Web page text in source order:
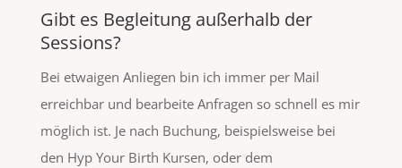
Gibt es Begleitung außerhalb der
Sessions?
Bei etwaigen Anliegen bin ich immer per Mail
erreichbar und bearbeite Anfragen so schnell es mir
möglich ist. Je nach Buchung, beispielsweise bei
den Hyp Your Birth Kursen, oder dem